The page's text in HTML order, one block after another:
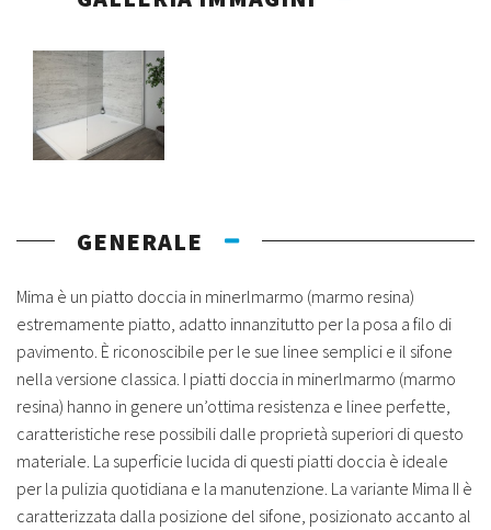
GENERALE
Mima è un piatto doccia in minerlmarmo (marmo resina)
estremamente piatto, adatto innanzitutto per la posa a filo di
pavimento. È riconoscibile per le sue linee semplici e il sifone
nella versione classica. I piatti doccia in minerlmarmo (marmo
resina) hanno in genere un’ottima resistenza e linee perfette,
caratteristiche rese possibili dalle proprietà superiori di questo
materiale. La superficie lucida di questi piatti doccia è ideale
per la pulizia quotidiana e la manutenzione. La variante Mima II è
caratterizzata dalla posizione del sifone, posizionato accanto al